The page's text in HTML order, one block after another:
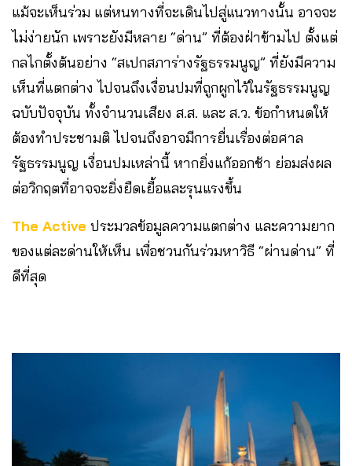
แม้จะเห็นร่วม แต่หนทางที่จะเดินไปสู่แนวทางนั้น อาจจะ
ไม่ง่ายนัก เพราะยังมีหลาย “ด่าน” ที่ต้องฝ่าข้ามไป ตั้งแต่
กลไกตั้งต้นอย่าง “สเปกสภาร่างรัฐธรรมนูญ” ที่ยังมีความ
เห็นที่แตกต่าง ไปจนถึงเงื่อนปมที่ถูกผูกไว้ในรัฐธรรมนูญ
ฉบับปัจจุบัน ทั้งจำนวนเสียง ส.ส. และ ส.ว. ข้อกำหนดให้
ต้องทำประชามติ ไปจนถึงอาจมีการยื่นเรื่องต่อศาล
รัฐธรรมนูญ เงื่อนปมเหล่านี้ หากยิ่งแก้ออกช้า ย่อมส่งผล
ต่อวิกฤตที่อาจจะยิ่งยืดเยื้อและรุนแรงขึ้น
The Active ประมวลข้อมูลความแตกต่าง และความยาก
ของแต่ละด่านให้เห็น เพื่อชวนกันร่วมหาวิธี “ผ่านด่าน” ที่
ดีที่สุด